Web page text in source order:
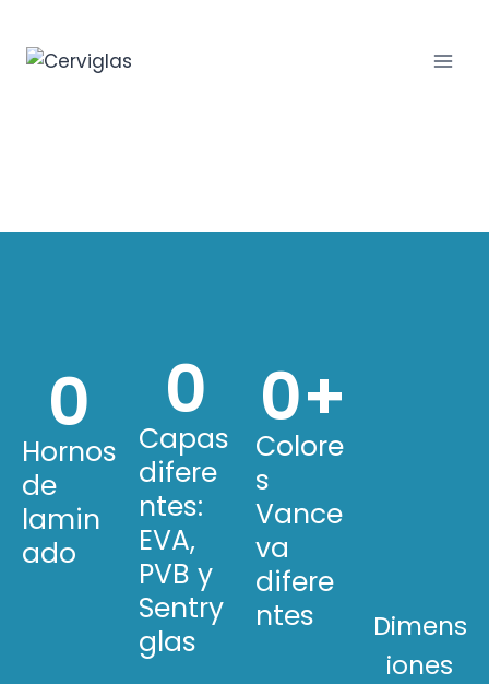
Hornos
de
lamin
ado
0
Capas
difere
ntes:
EVA,
PVB y
Sentry
glas
0
Colore
s
Vance
va
difere
ntes
0+
Dimens
iones